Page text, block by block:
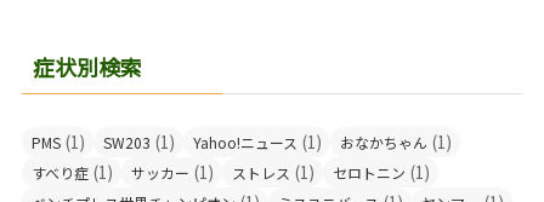
症状別検索
PMS (1) SW203 (1) Yahoo!ニュース (1) おなかちゃん (1)
すべり症 (1) サッカー (1) ストレス (1) セロトニン (1)